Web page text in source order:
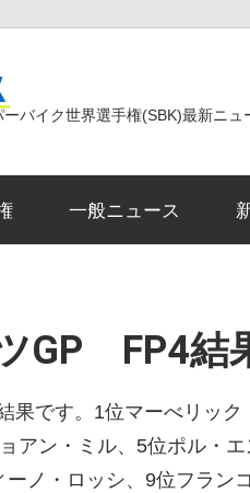
気
に
る
バ
バイク世界選手権(SBK)最新ニ
一般ニュース
GP FP4結
です。1位マーべリック
アン・ミル、5位ポル・
ノ・ロッシ、9位フラン